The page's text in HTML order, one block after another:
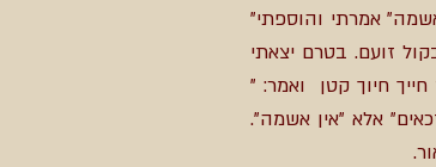
אמרתי והוספתי"
זועם. בטרם יצאתי
חיוך קטן ואמר: "
אלא "אין אשמה".
הצדק שיצא לאור.